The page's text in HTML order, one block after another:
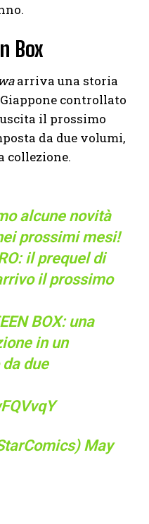
Box
arriva una storia
controllato
il prossimo
da due volumi,
collezione.
alcune novità
prossimi mesi!
il prequel di
il prossimo
BOX: una
in un
due
May